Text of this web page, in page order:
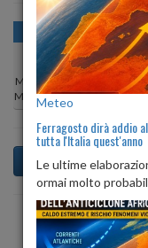
OGGI
Min:
21°C
Max:22°C
DOM 09
Min:
Max:23°C
Min:
Max:
Previsioni del
Meteo
Ferragosto dirà addio
tutta l'Italia quest'anno
Le ultime
ormai molto